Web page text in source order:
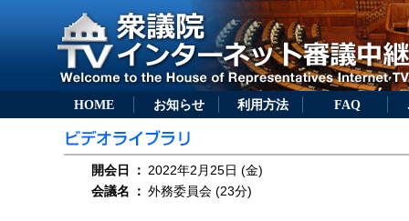
HOME お知らせ 利用方法 FAQ
開会日 ： 2022年2月25日 (金)
会議名
： 外務委員会 (23分)